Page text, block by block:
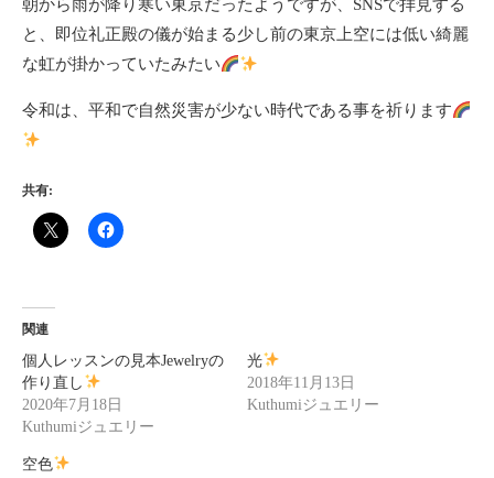
朝から雨が降り寒い東京だったようですが、SNSで拝見する
と、即位礼正殿の儀が始まる少し前の東京上空には低い綺麗
な虹が掛かっていたみたい
令和は、平和で自然災害が少ない時代である事を祈ります
共有:
関連
個人レッスンの見本Jewelryの
作り直し
2020年7月18日
Kuthumiジュエリー
光
2018年11月13日
Kuthumiジュエリー
空色